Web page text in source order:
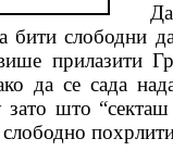
бити слободни
прилазити
да се сада
зато што